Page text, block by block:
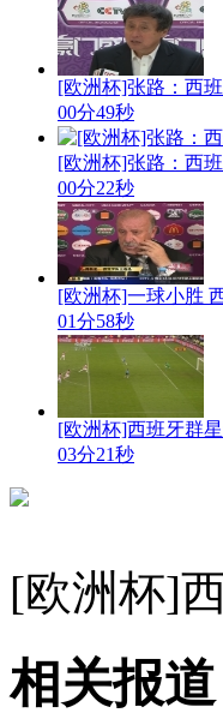
[欧洲杯]张路：西
00分49秒
[欧洲杯]张路：西
00分22秒
[欧洲杯]一球小胜
01分58秒
[欧洲杯]西班牙群
03分21秒
[欧洲杯]
相关报道